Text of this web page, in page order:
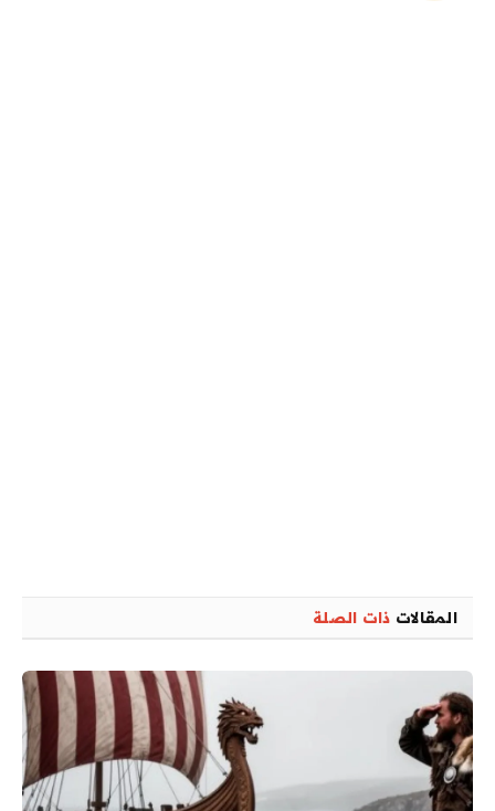
المقالات ذات الصلة